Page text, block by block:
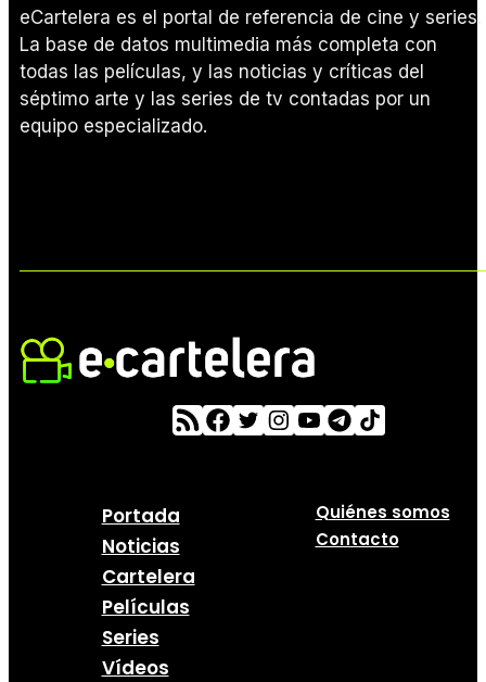
eCartelera es el portal de referencia de cine y series.
La base de datos multimedia más completa con
todas las películas, y las noticias y críticas del
séptimo arte y las series de tv contadas por un
equipo especializado.
Portada
Noticias
Cartelera
Películas
Series
Vídeos
Quiénes somos
Contacto